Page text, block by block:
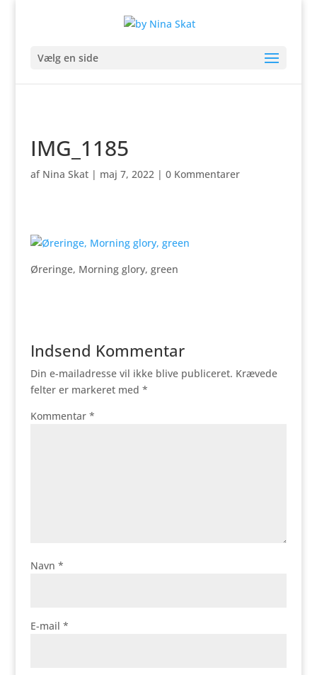
Vælg en side
IMG_1185
af Nina Skat| maj 7, 2022| 0 Kommentarer
Øreringe, Morning glory, green
Indsend Kommentar
Din e-mailadresse vil ikke blive publiceret. Krævede
felter er markeret med *
Kommentar *
Navn *
E-mail *